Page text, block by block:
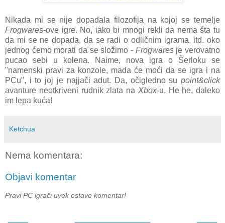
Nikada mi se nije dopadala filozofija na kojoj se temelje
Frogwares-ove igre. No, iako bi mnogi rekli da nema šta tu
da mi se ne dopada, da se radi o odličnim igrama, itd. oko
jednog ćemo morati da se složimo - Frogwaresje verovatno
pucao sebi u kolena. Naime, nova igra o Šerloku se
"namenski pravi za konzole, mada će moći da se igra i na
PCu", i to joj je najjači adut. Da, očigledno su point&click
avanture neotkriveni rudnik zlata na Xbox-u. He he, daleko
im lepa kuća!
Ketchua
Nema komentara:
Objavi komentar
Pravi PC igrači uvek ostave komentar!